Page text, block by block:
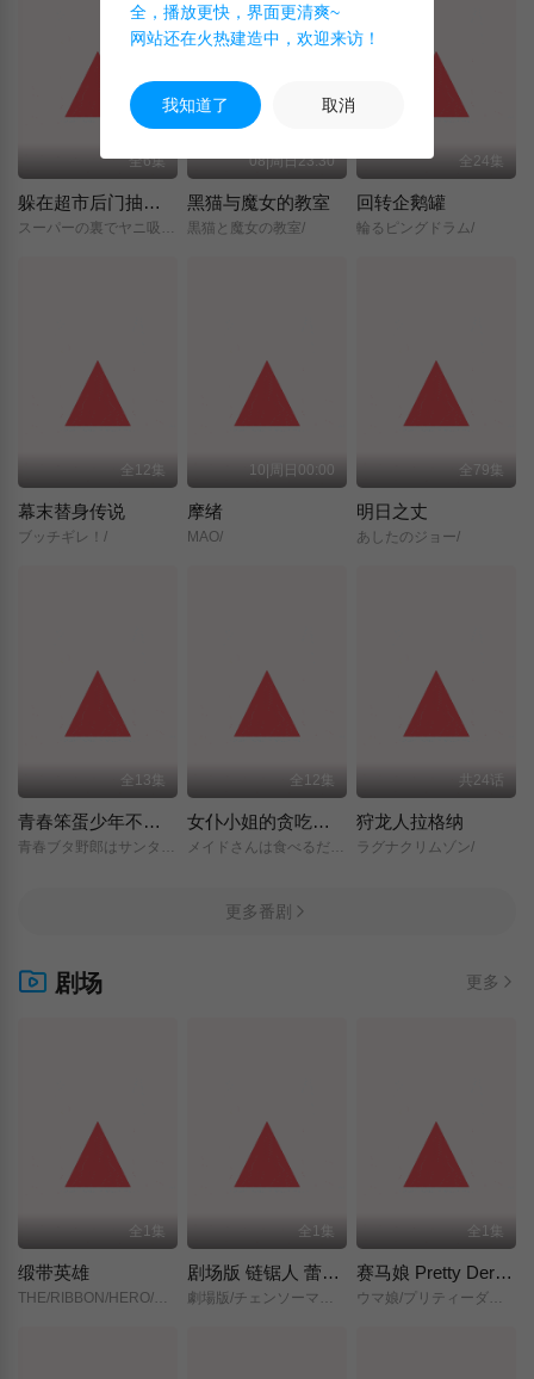
全6集
躲在超市后门抽烟的两人
スーパーの裏でヤニ吸うふたり/
08|周日23:30
黑猫与魔女的教室
黒猫と魔女の教室/
全24集
回转企鹅罐
輪るピングドラム/
全12集
幕末替身传说
ブッチギレ！/
10|周日00:00
摩绪
MAO/
全79集
明日之丈
あしたのジョー/
全13集
青春笨蛋少年不做圣诞服女郎的梦
全12集
女仆小姐的贪吃日常
メイドさんは食べるだけ/
共24话
狩龙人拉格纳
ラグナクリムゾン/
更多番剧
剧场 更多
全1集
缎带英雄
全1集
剧场版 链锯人 蕾塞篇(正式版)
全1集
赛马娘 Pretty Derby 新时代之门
全，播放更快，界面更清爽~
网站还在火热建造中，欢迎来访！
我知道了 取消